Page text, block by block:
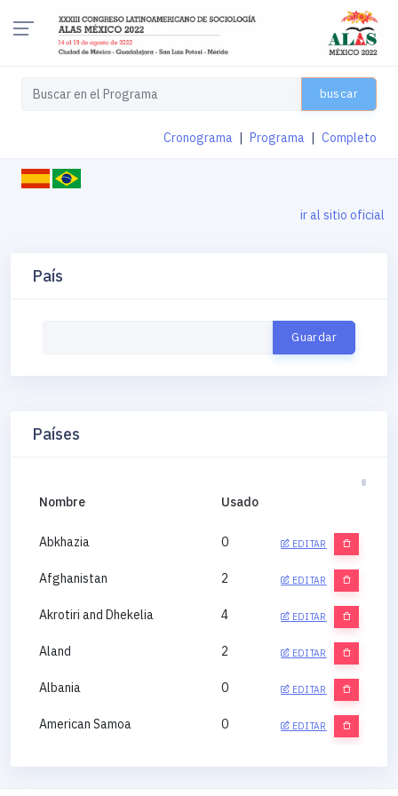
buscar
Cronograma Programa Completo
ir al sitio oficial
País
Países
Nombre Usado
Abkhazia 0 EDITAR
Afghanistan 2 EDITAR
Akrotiri and Dhekelia 4 EDITAR
Aland 2 EDITAR
Albania 0 EDITAR
American Samoa 0 EDITAR